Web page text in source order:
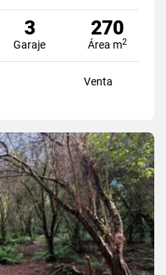
3
Garaje
270
Área m2
Venta